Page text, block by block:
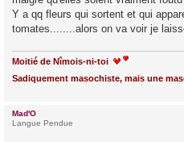
e
Y a qq fleurs qui sortent et qui
tomates........alors on va voir je
Moitié de Nîmois-ni-toi
Sadiquement masochiste, mais une
Mad'O
Langue Pendue